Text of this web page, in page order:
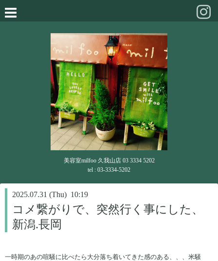
美容室milfoo 久我山店 03 3334 5202
tel : 03-3334-5202
2025.07.31 (Thu) 10:19
コメ繋がりで、突然行く事にした、
新潟.長岡
一時期のあの喧騒に比べたら大分落ち着いてきた感のある、、、米騒